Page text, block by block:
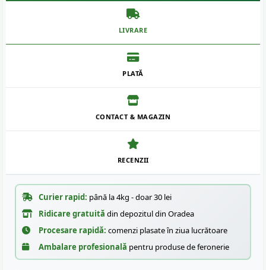
LIVRARE
PLATĂ
CONTACT & MAGAZIN
RECENZII
Curier rapid: până la 4kg - doar 30 lei
Ridicare gratuită din depozitul din Oradea
Procesare rapidă: comenzi plasate în ziua lucrătoare
Ambalare profesională pentru produse de feronerie